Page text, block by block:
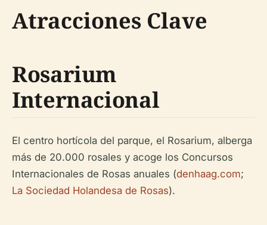
Atracciones Clave
Rosarium
Internacional
El centro hortícola del parque, el Rosarium, alberga
más de 20.000 rosales y acoge los Concursos
Internacionales de Rosas anuales (denhaag.com;
La Sociedad Holandesa de Rosas).